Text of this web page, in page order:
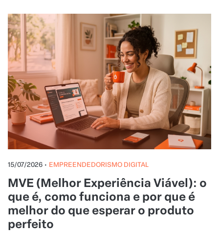
15/07/2026 • EMPREENDEDORISMO DIGITAL
MVE (Melhor Experiência Viável): o
que é, como funciona e por que é
melhor do que esperar o produto
perfeito